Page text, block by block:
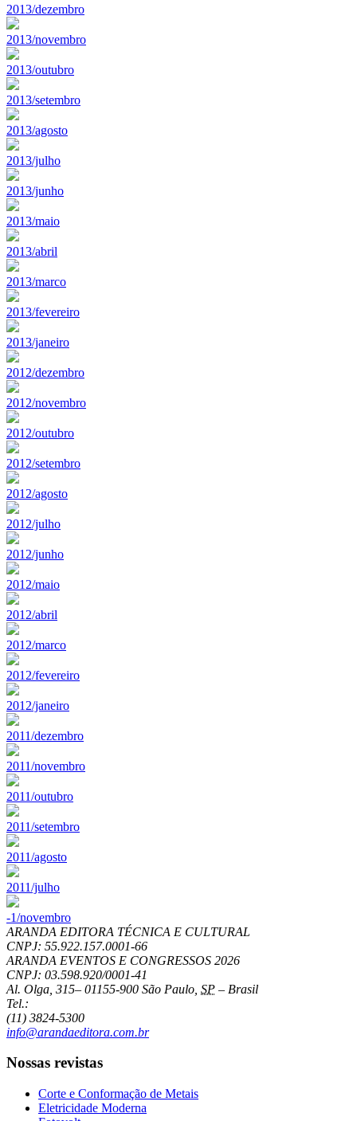
2013/dezembro
2013/novembro
2013/outubro
2013/setembro
2013/agosto
2013/julho
2013/junho
2013/maio
2013/abril
2013/marco
2013/fevereiro
2013/janeiro
2012/dezembro
2012/novembro
2012/outubro
2012/setembro
2012/agosto
2012/julho
2012/junho
2012/maio
2012/abril
2012/marco
2012/fevereiro
2012/janeiro
2011/dezembro
2011/novembro
2011/outubro
2011/setembro
2011/agosto
2011/julho
-1/novembro
ARANDA EDITORA TÉCNICA E CULTURAL
CNPJ: 55.922.157.0001-66
ARANDA EVENTOS E CONGRESSOS 2026
CNPJ: 03.598.920/0001-41
Al. Olga, 315– 01155-900 São Paulo SP – Brasil
Tel.:
(11) 3824-5300
info@arandaeditora.com.br
Nossas revistas
Corte e Conformação de Metais
Eletricidade Moderna